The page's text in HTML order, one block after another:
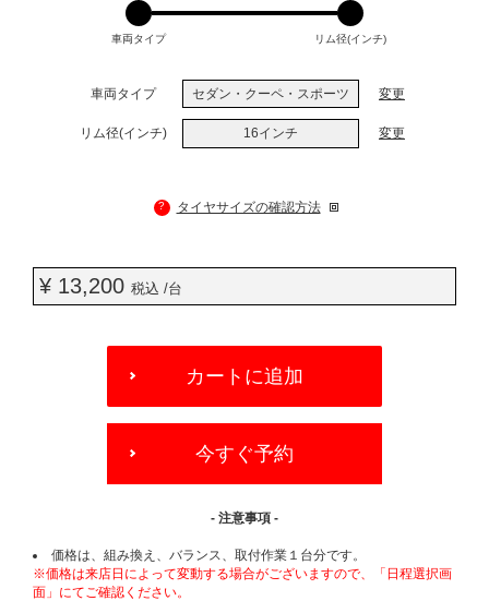
車両タイプ リム径(インチ)
車両タイプ セダン・クーペ・スポーツ 変更
リム径(インチ) 16インチ 変更
? タイヤサイズの確認方法
¥ 13,200 税込 /台
OPTIONS
カートに追加
今すぐ予約
- 注意事項 -
価格は、組み換え、バランス、取付作業１台分です。
※価格は来店日によって変動する場合がございますので、「日程選択画
面」にてご確認ください。